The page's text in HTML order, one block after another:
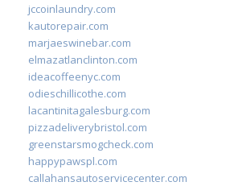
jccoinlaundry.com
kautorepair.com
marjaeswinebar.com
elmazatlanclinton.com
ideacoffeenyc.com
odieschillicothe.com
lacantinitagalesburg.com
pizzadeliverybristol.com
greenstarsmogcheck.com
happypawspl.com
callahansautoservicecenter.com